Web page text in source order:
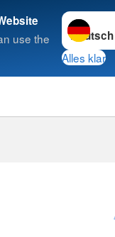
use the
Sprache
Alles klar